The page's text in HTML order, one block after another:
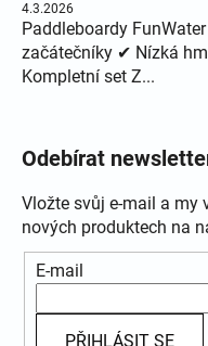
4.3.2026
Paddleboardy
začátečníky ✔ Nízká
Kompletní set Z...
Odebírat
Vložte svůj e-mail a my
nových produktech na
E-mail
PŘIHLÁSIT SE